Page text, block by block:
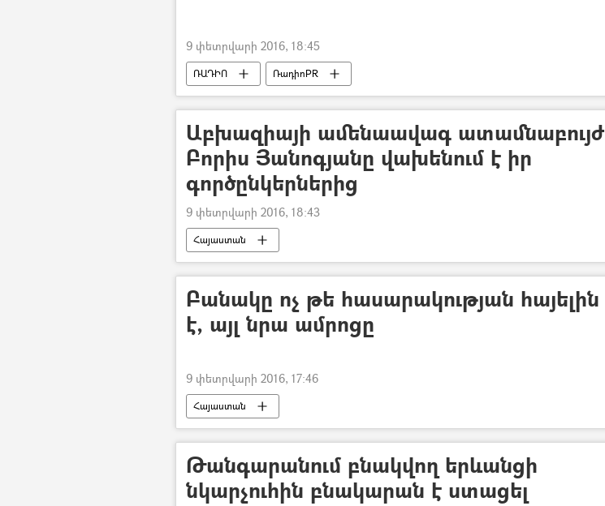
9 փետրվարի 2016, 18:45
ՌԱԴԻՈ ՌադիոPR
Աբխազիայի ամենաավագ ատամնաբույժ
Բորիս Յանոգյանը վախենում է իր
գործընկերներից
9 փետրվարի 2016, 18:43
Հայաստան
Բանակը ոչ թե հասարակության հայելին
է, այլ նրա ամրոցը
9 փետրվարի 2016, 17:46
Հայաստան
Թանգարանում բնակվող երևանցի
նկարչուհին բնակարան է ստացել